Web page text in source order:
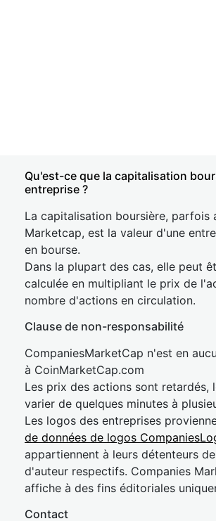
Qu'est-ce que la capitalisation
entreprise ?
La capitalisation boursière, parfois
Marketcap, est la valeur d'une
en bourse.
Dans la plupart des cas, elle peut
calculée en multipliant le prix de
nombre d'actions en circulation.
Clause de non-responsabilité
CompaniesMarketCap n'est en
à CoinMarketCap.com
Les prix des actions sont retardés,
varier de quelques minutes à
Les logos des entreprises
de données de logos
appartiennent à leurs détenteurs
d'auteur respectifs. Companies
affiche à des fins éditoriales
Contact